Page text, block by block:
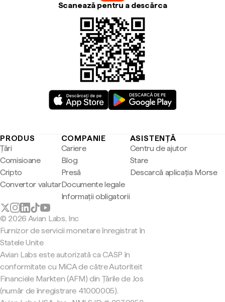
Scanează pentru a descărca
PRODUS
Țări
Comisioane
Cripto
Convertor valutar
COMPANIE
Cariere
Blog
Presă
Documente legale
Informații obligatorii
ASISTENȚĂ
Centru de ajutor
Stare
Descarcă aplicația Morse
© 2026 Avian Labs, Inc
Furnizor de servicii monetare înregistrat în
Statele Unite
Avian Labs este autorizată ca CASP în
conformitate cu MiCA de către Autoriteit
Financiële Markten (AFM) din Țările de Jos
(număr de înregistrare 41000005).